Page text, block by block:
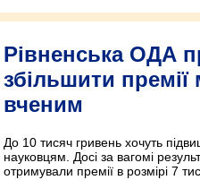
Рівненська ОДА
збільшити
вченим
До 10 тисяч гривень хочуть
науковцям. Досі за вагомі
отримували премії в розмірі 7